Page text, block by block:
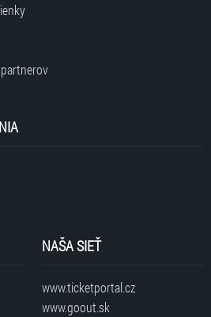
NAŠA SIEŤ
www.ticketportal.cz
www.goout.sk